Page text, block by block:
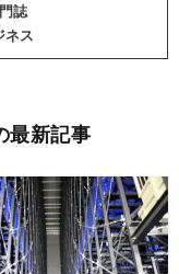
誌
ネス
最新記事